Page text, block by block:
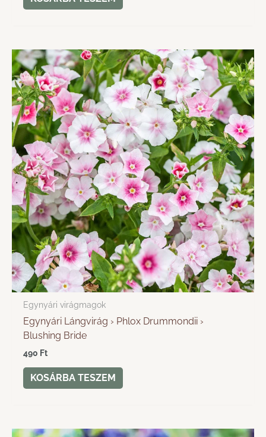
Egynyári virágmagok
Egynyári Lángvirág › Phlox Drummondii ›
Blushing Bride
490 Ft
KOSÁRBA TESZEM